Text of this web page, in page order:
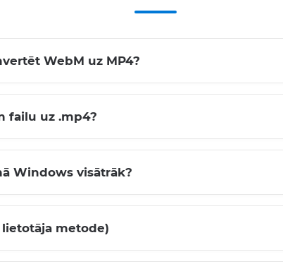
WebM uz MP4?
failu uz .mp4?
Windows visātrāk?
metode)